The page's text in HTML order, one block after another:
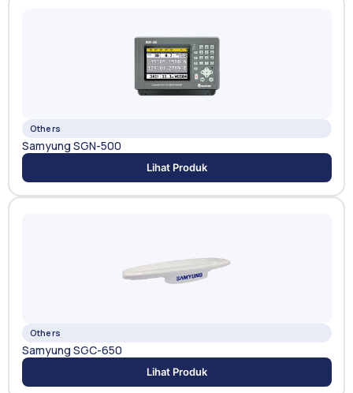
Others
Samyung SGN-500
Lihat Produk
Others
Samyung SGC-650
Lihat Produk